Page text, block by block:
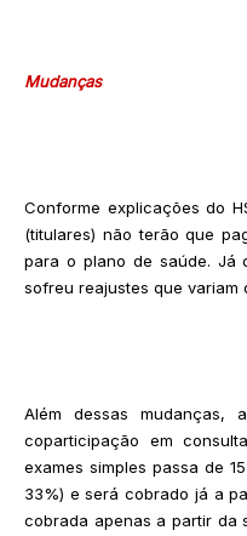
Mudanças
Conforme explicações do
(titulares) não terão que
para o plano de saúde. Já
sofreu reajustes que variam
Além dessas
coparticipação em
exames simples passa de
33%) e será cobrado já a
cobrada apenas a partir da